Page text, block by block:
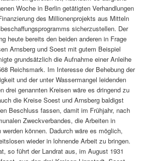
Woche in Berlin getätigten Verhandlungen
des Millionenprojekts aus Mitteln
sicherzustellen. Der
heute bereits den beiden anderen in Frage
Arnsberg und Soest mit gutem Beispiel
grundsätzlich die Aufnahme einer Anleihe
Reichsmark. Im Interesse der Behebung der
und der unter Wassermangel leidenden
drei genannten Kreisen wäre es dringend zu
die Kreise Soest und Arnsberg baldigst
Beschluss fassen, damit im Frühjahr, nach
Zweckverbandes, die Arbeiten in
werden können. Dadurch wäre es möglich,
wieder in lohnende Arbeit zu bringen.
so führt der Landrat aus, im August 1931